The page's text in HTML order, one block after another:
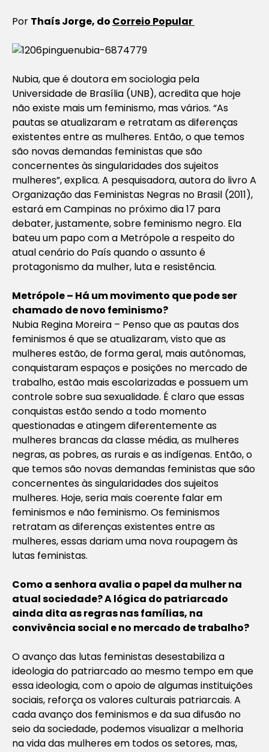
Por Thaís Jorge, do Correio Popular
Nubia, que é doutora em sociologia pela
Universidade de Brasília (UNB), acredita que hoje
não existe mais um feminismo, mas vários. “As
pautas se atualizaram e retratam as diferenças
existentes entre as mulheres. Então, o que temos
são novas demandas feministas que são
concernentes às singularidades dos sujeitos
mulheres”, explica. A pesquisadora, autora do livro A
Organização das Feministas Negras no Brasil (2011),
estará em Campinas no próximo dia 17 para
debater, justamente, sobre feminismo negro. Ela
bateu um papo com a Metrópole a respeito do
atual cenário do País quando o assunto é
protagonismo da mulher, luta e resistência.
Metrópole – Há um movimento que pode ser
chamado de novo feminismo?
Nubia Regina Moreira – Penso que as pautas dos
feminismos é que se atualizaram, visto que as
mulheres estão, de forma geral, mais autônomas,
conquistaram espaços e posições no mercado de
trabalho, estão mais escolarizadas e possuem um
controle sobre sua sexualidade. É claro que essas
conquistas estão sendo a todo momento
questionadas e atingem diferentemente as
mulheres brancas da classe média, as mulheres
negras, as pobres, as rurais e as indígenas. Então, o
que temos são novas demandas feministas que são
concernentes às singularidades dos sujeitos
mulheres. Hoje, seria mais coerente falar em
feminismos e não feminismo. Os feminismos
retratam as diferenças existentes entre as
mulheres, essas dariam uma nova roupagem às
lutas feministas.
Como a senhora avalia o papel da mulher na
atual sociedade? A lógica do patriarcado
ainda dita as regras nas famílias, na
convivência social e no mercado de trabalho?
O avanço das lutas feministas desestabiliza a
ideologia do patriarcado ao mesmo tempo em que
essa ideologia, com o apoio de algumas instituições
sociais, reforça os valores culturais patriarcais. A
cada avanço dos feminismos e da sua difusão no
seio da sociedade, podemos visualizar a melhoria
na vida das mulheres em todos os setores, mas,